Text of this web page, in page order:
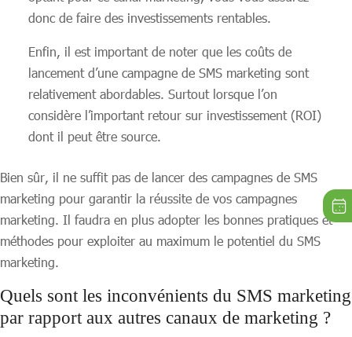
donc de faire des investissements rentables.
Enfin, il est important de noter que les coûts de
lancement d’une campagne de SMS marketing sont
relativement abordables. Surtout lorsque l’on
considère l’important retour sur investissement (ROI)
dont il peut être source.
Bien sûr, il ne suffit pas de lancer des campagnes de SMS
marketing pour garantir la réussite de vos campagnes
marketing. Il faudra en plus adopter les bonnes pratiques et
méthodes pour exploiter au maximum le potentiel du SMS
marketing.
Quels sont les inconvénients du SMS marketing
par rapport aux autres canaux de marketing ?